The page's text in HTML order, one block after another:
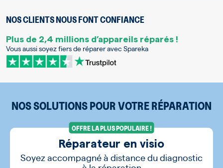
NOS CLIENTS NOUS FONT CONFIANCE
Plus de 2,4 millions d’appareils réparés !
Vous aussi soyez fiers de réparer avec Spareka
NOS SOLUTIONS POUR VOTRE RÉPARATION
OFFRE LA PLUS POPULAIRE !
Réparateur en visio
Soyez accompagné à distance du diagnostic